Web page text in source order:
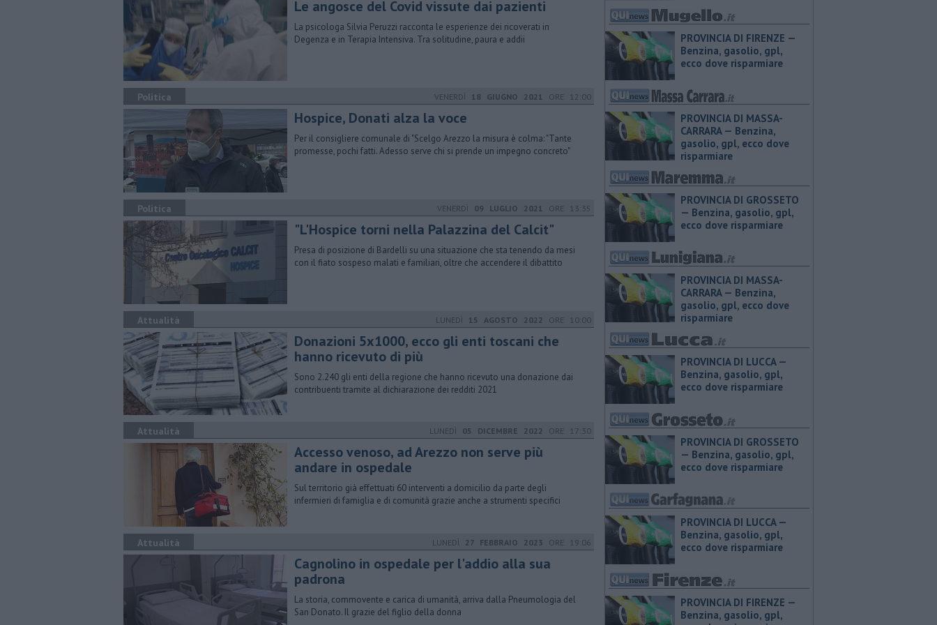
Le angosce del Covid vissute dai pazienti
La psicologa Silvia Peruzzi racconta le esperienze dei ricoverati in
Degenza e in Terapia Intensiva. Tra solitudine, paura e addii
Politica VENERDÌ 18 GIUGNO 2021 ORE 12:00
Hospice, Donati alza la voce
Per il consigliere comunale di "Scelgo Arezzo la misura è colma: "Tante
promesse, pochi fatti. Adesso serve chi si prende un impegno concreto"
Politica VENERDÌ 09 LUGLIO 2021 ORE 13:35
"L'Hospice torni nella Palazzina del Calcit"
Presa di posizione di Bardelli su una situazione che sta tenendo da mesi
con il fiato sospeso malati e familiari, oltre che accendere il dibattito
Attualità LUNEDÌ 15 AGOSTO 2022 ORE 10:00
Donazioni 5x1000, ecco gli enti toscani che
hanno ricevuto di più
Sono 2.240 gli enti della regione che hanno ricevuto una donazione dai
contribuenti tramite al dichiarazione dei redditi 2021
Attualità LUNEDÌ 05 DICEMBRE 2022 ORE 17:30
Accesso venoso, ad Arezzo non serve più
andare in ospedale
Sul territorio già effettuati 60 interventi a domicilio da parte degli
infermieri di famiglia e di comunità grazie anche a strumenti specifici
Attualità LUNEDÌ 27 FEBBRAIO 2023 ORE 19:06
Cagnolino in ospedale per l'addio alla sua
padrona
La storia, commovente e carica di umanità, arriva dalla Pneumologia del
San Donato. Il grazie del figlio della donna
PROVINCIA DI FIRENZE — ​
Benzina, gasolio, gpl,
ecco dove risparmiare
PROVINCIA DI MASSA-
CARRARA — ​Benzina,
gasolio, gpl, ecco dove
risparmiare
PROVINCIA DI GROSSETO
— ​Benzina, gasolio, gpl,
ecco dove risparmiare
PROVINCIA DI MASSA-
CARRARA — ​Benzina,
gasolio, gpl, ecco dove
risparmiare
PROVINCIA DI LUCCA — ​
Benzina, gasolio, gpl,
ecco dove risparmiare
PROVINCIA DI GROSSETO
— ​Benzina, gasolio, gpl,
ecco dove risparmiare
PROVINCIA DI LUCCA — ​
Benzina, gasolio, gpl,
ecco dove risparmiare
PROVINCIA DI FIRENZE — ​
Benzina, gasolio, gpl,